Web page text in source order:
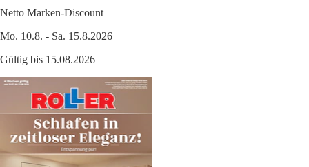
Netto Marken-Discount
Mo. 10.8. - Sa. 15.8.2026
Gültig bis 15.08.2026